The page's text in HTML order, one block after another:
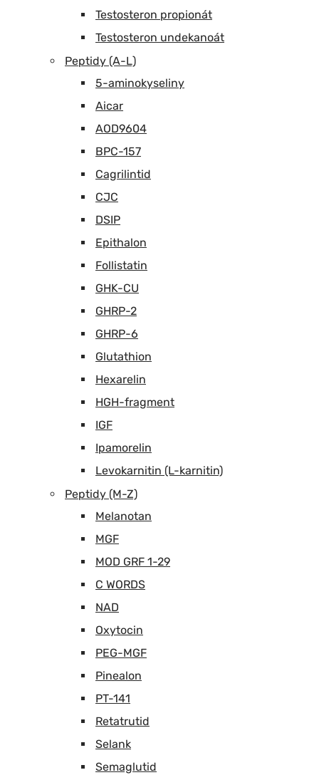
Testosteron propionát
Testosteron undekanoát
Peptidy (A-L)
5-aminokyseliny
Aicar
AOD9604
BPC-157
Cagrilintid
CJC
DSIP
Epithalon
Follistatin
GHK-CU
GHRP-2
GHRP-6
Glutathion
Hexarelin
HGH-fragment
IGF
Ipamorelin
Levokarnitin (L-karnitin)
Peptidy (M-Z)
Melanotan
MGF
MOD GRF 1-29
C WORDS
NAD
Oxytocin
PEG-MGF
Pinealon
PT-141
Retatrutid
Selank
Semaglutid